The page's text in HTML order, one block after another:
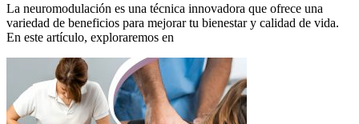
La neuromodulación es una técnica innovadora que ofrece una
variedad de beneficios para mejorar tu bienestar y calidad de vida.
En este artículo, exploraremos en